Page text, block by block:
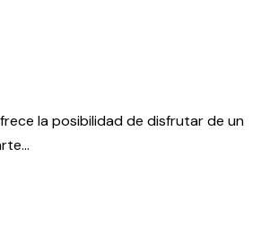
la posibilidad de disfrutar de un